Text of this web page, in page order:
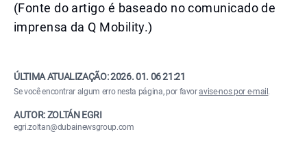
(Fonte do artigo é baseado no comunicado de
imprensa da Q Mobility.)
ÚLTIMA ATUALIZAÇÃO:2026. 01. 06 21:21
Se você encontrar algum erro nesta página, por favoravise-nos por e-mail .
AUTOR: ZOLTÁN EGRI
egri.zoltan@dubainewsgroup.com